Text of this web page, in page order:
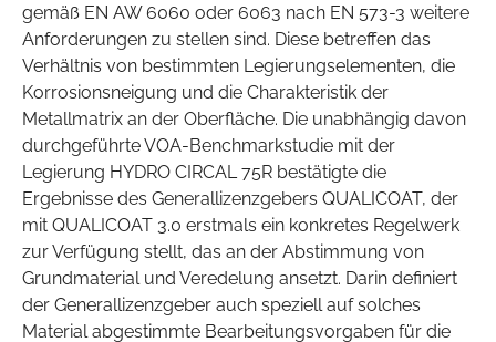
gemäß EN AW 6060 oder 6063 nach EN 573-3 weitere
Anforderungen zu stellen sind. Diese betreffen das
Verhältnis von bestimmten Legierungselementen, die
Korrosionsneigung und die Charakteristik der
Metallmatrix an der Oberfläche. Die unabhängig davon
durchgeführte VOA-Benchmarkstudie mit der
Legierung HYDRO CIRCAL 75R bestätigte die
Ergebnisse des Generallizenzgebers QUALICOAT, der
mit QUALICOAT 3.0 erstmals ein konkretes Regelwerk
zur Verfügung stellt, das an der Abstimmung von
Grundmaterial und Veredelung ansetzt. Darin definiert
der Generallizenzgeber auch speziell auf solches
Material abgestimmte Bearbeitungsvorgaben für die